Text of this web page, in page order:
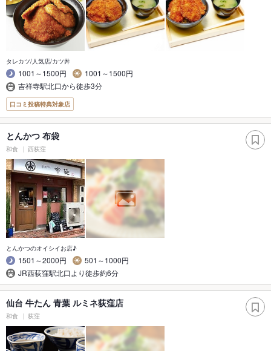
タレカツ/人気店/カツ丼
1001～1500円
1001～1500円
吉祥寺駅北口から徒歩3分
口コミ投稿特典対象店
とんかつ 布袋
和食 西荻窪
とんかつのオイシイお店♪
1501～2000円
501～1000円
JR西荻窪駅北口より徒歩約6分
仙台 牛たん 青葉 ルミネ荻窪店
和食 荻窪